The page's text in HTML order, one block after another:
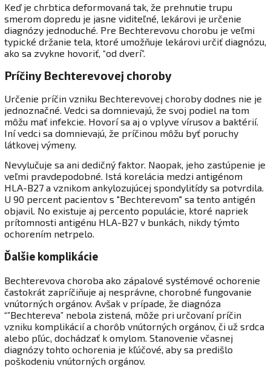
Keď je chrbtica deformovaná tak, že prehnutie trupu
smerom dopredu je jasne viditeľné, lekárovi je určenie
diagnózy jednoduché. Pre Bechterevovu chorobu je veľmi
typické držanie tela, ktoré umožňuje lekárovi určiť diagnózu,
ako sa zvykne hovoriť, “od dverí”.
Príčiny Bechterevovej choroby
Určenie príčin vzniku Bechterevovej choroby dodnes nie je
jednoznačné. Vedci sa domnievajú, že svoj podiel na tom
môžu mať infekcie. Hovorí sa aj o vplyve vírusov a baktérií.
Iní vedci sa domnievajú, že príčinou môžu byť poruchy
látkovej výmeny.
Nevylučuje sa ani dedičný faktor. Naopak, jeho zastúpenie je
veľmi pravdepodobné. Istá korelácia medzi antigénom
HLA-B27 a vznikom ankylozujúcej spondylitídy sa potvrdila.
U 90 percent pacientov s "Bechterevom" sa tento antigén
objavil. No existuje aj percento populácie, ktoré napriek
prítomnosti antigénu HLA-B27 v bunkách, nikdy týmto
ochorením netrpelo.
Ďalšie komplikácie
Bechterevova choroba ako zápalové systémové ochorenie
častokrát zapríčiňuje aj nesprávne, chorobné fungovanie
vnútorných orgánov. Avšak v prípade, že diagnóza
“”Bechtereva” nebola zistená, môže pri určovaní príčin
vzniku komplikácií a chorôb vnútorných orgánov, či už srdca
alebo pľúc, dochádzať k omylom. Stanovenie včasnej
diagnózy tohto ochorenia je kľúčové, aby sa predišlo
poškodeniu vnútorných orgánov.